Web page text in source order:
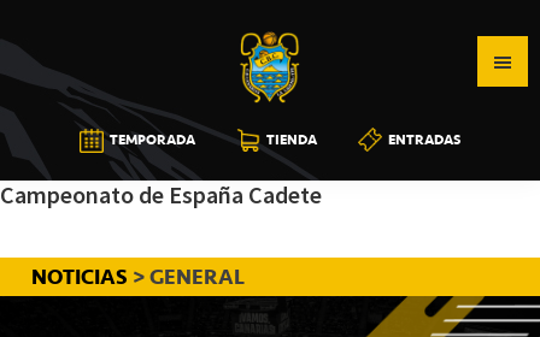
a
la
navegación
principal
al
contenido
principal
a
la
barra
lateral
principal
CB
CANARIAS
TEMPORADA TIENDA ENTRADAS
Campeonato de España Cadete
NOTICIAS > GENERAL